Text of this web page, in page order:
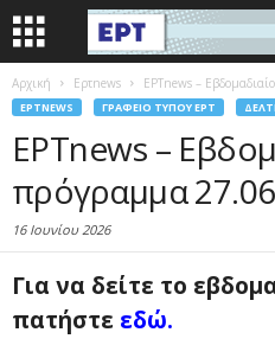
Αρχική Eρτnews ΕΡΤnews –
EΡΤNEWS ΓΡΑΦΕΊΟ ΤΎΠΟΥ ΕΡΤ
ΕΡΤnews –
πρόγραμμα
16 Ιουνίου 2026
Για να δείτε το
πατήστε εδώ.